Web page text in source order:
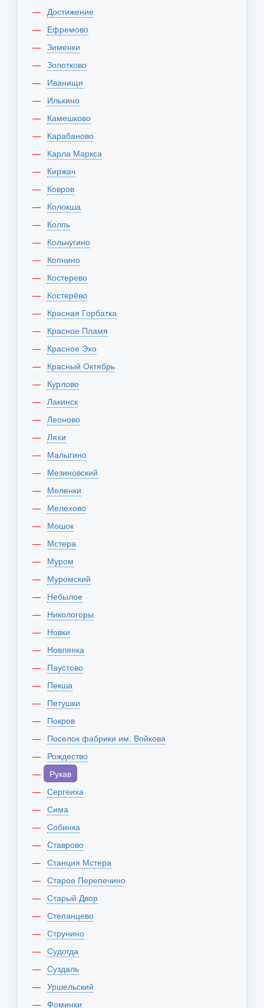
Достижение
Ефремово
Зименки
Золотково
Иванищи
Илькино
Камешково
Карабаново
Карла Маркса
Киржач
Ковров
Колокша
Колпь
Кольчугино
Копнино
Костерево
Костерёво
Красная Горбатка
Красное Пламя
Красное Эхо
Красный Октябрь
Курлово
Лакинск
Леоново
Ляхи
Малыгино
Мезиновский
Меленки
Мелехово
Мошок
Мстера
Муром
Муромский
Небылое
Никологоры
Новки
Новлянка
Паустово
Пекша
Петушки
Покров
Поселок фабрики им. Войкова
Рождество
Рукав
Сергеиха
Сима
Собинка
Ставрово
Станция Мстера
Старое Перепечино
Старый Двор
Степанцево
Струнино
Судогда
Суздаль
Уршельский
Фоминки